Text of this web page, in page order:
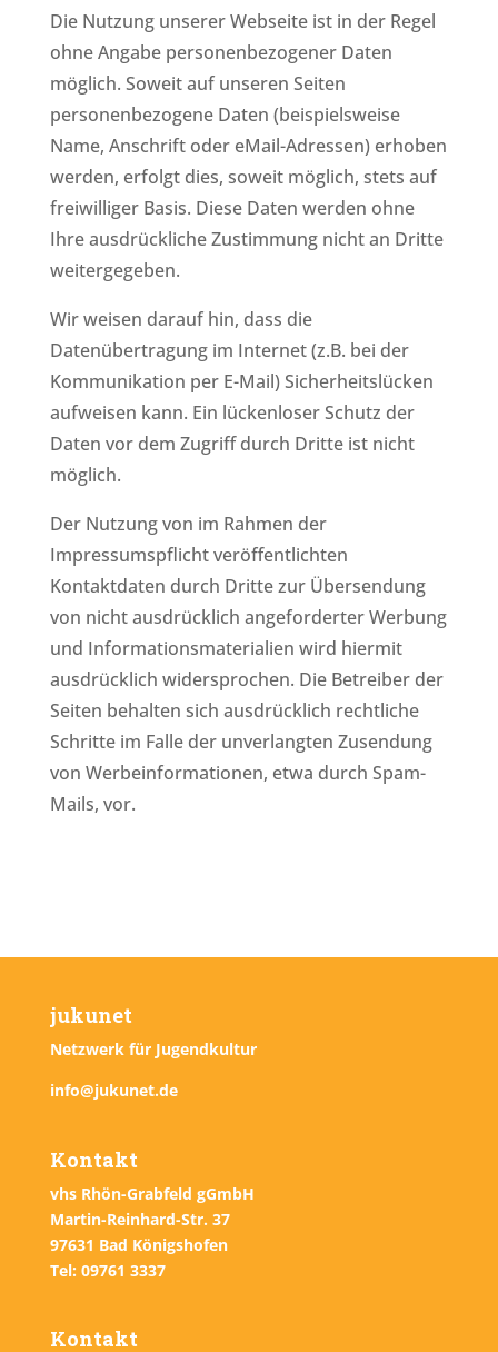
Die Nutzung unserer Webseite ist in der Regel
ohne Angabe personenbezogener Daten
möglich. Soweit auf unseren Seiten
personenbezogene Daten (beispielsweise
Name, Anschrift oder eMail-Adressen) erhoben
werden, erfolgt dies, soweit möglich, stets auf
freiwilliger Basis. Diese Daten werden ohne
Ihre ausdrückliche Zustimmung nicht an Dritte
weitergegeben.
Wir weisen darauf hin, dass die
Datenübertragung im Internet (z.B. bei der
Kommunikation per E-Mail) Sicherheitslücken
aufweisen kann. Ein lückenloser Schutz der
Daten vor dem Zugriff durch Dritte ist nicht
möglich.
Der Nutzung von im Rahmen der
Impressumspflicht veröffentlichten
Kontaktdaten durch Dritte zur Übersendung
von nicht ausdrücklich angeforderter Werbung
und Informationsmaterialien wird hiermit
ausdrücklich widersprochen. Die Betreiber der
Seiten behalten sich ausdrücklich rechtliche
Schritte im Falle der unverlangten Zusendung
von Werbeinformationen, etwa durch Spam-
Mails, vor.
jukunet
Netzwerk für Jugendkultur
info@jukunet.de
Kontakt
vhs Rhön-Grabfeld gGmbH
Martin-Reinhard-Str. 37
97631 Bad Königshofen
Tel: 09761 3337
Kontakt